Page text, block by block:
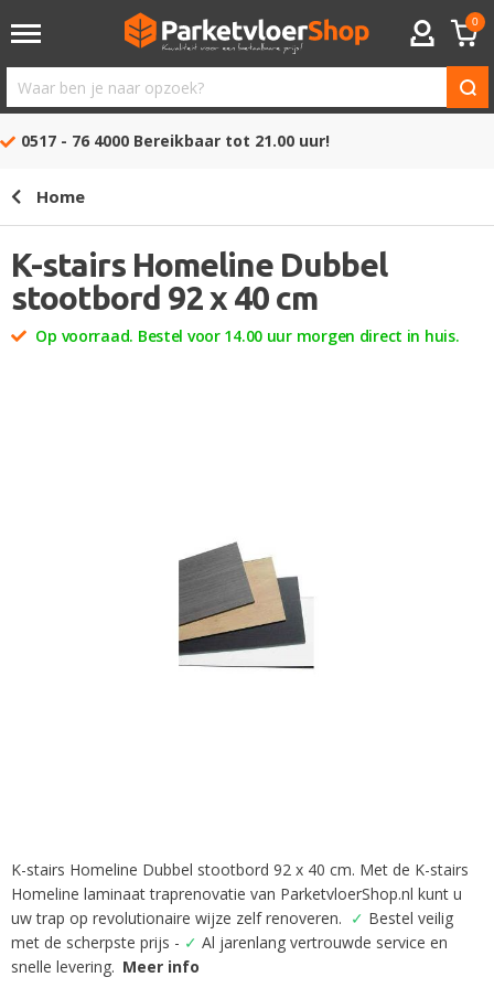
ACCOUNT
0
Waar
ben
opzoek?
0517 - 76 4000 Bereikbaar tot 21.00 uur!
Home
K-stairs Homeline Dubbel
stootbord 92 x 40 cm
Op voorraad. Bestel voor 14.00 uur morgen direct in huis.
Ga
naar
het
begin
van
K-stairs Homeline Dubbel stootbord 92 x 40 cm. Met de K-stairs
Homeline laminaat traprenovatie van ParketvloerShop.nl kunt u
uw trap op revolutionaire wijze zelf renoveren. ✓ Bestel veilig
met de scherpste prijs - ✓ Al jarenlang vertrouwde service en
snelle levering. Meer info